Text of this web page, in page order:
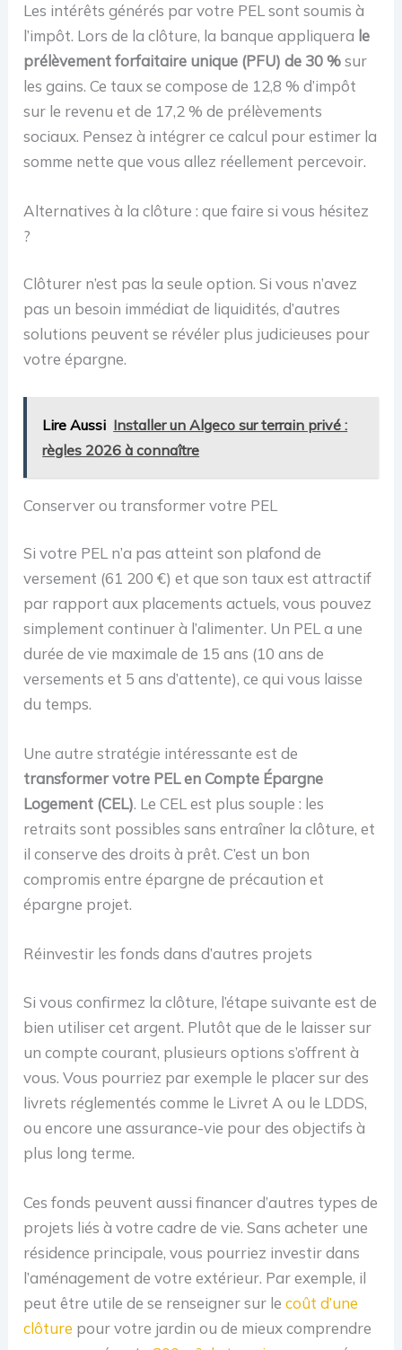
Les intérêts générés par votre PEL sont soumis à
l’impôt. Lors de la clôture, la banque appliquera le
prélèvement forfaitaire unique (PFU) de 30 %sur
les gains. Ce taux se compose de 12,8 % d’impôt
sur le revenu et de 17,2 % de prélèvements
sociaux. Pensez à intégrer ce calcul pour estimer la
somme nette que vous allez réellement percevoir.
Alternatives à la clôture : que faire si vous hésitez
?
Clôturer n’est pas la seule option. Si vous n’avez
pas un besoin immédiat de liquidités, d’autres
solutions peuvent se révéler plus judicieuses pour
votre épargne.
Lire Aussi Installer un Algeco sur terrain privé :
règles 2026 à connaître
Conserver ou transformer votre PEL
Si votre PEL n’a pas atteint son plafond de
versement (61 200 €) et que son taux est attractif
par rapport aux placements actuels, vous pouvez
simplement continuer à l’alimenter. Un PEL a une
durée de vie maximale de 15 ans (10 ans de
versements et 5 ans d’attente), ce qui vous laisse
du temps.
Une autre stratégie intéressante est de
transformer votre PEL en Compte Épargne
Logement (CEL). Le CEL est plus souple : les
retraits sont possibles sans entraîner la clôture, et
il conserve des droits à prêt. C’est un bon
compromis entre épargne de précaution et
épargne projet.
Réinvestir les fonds dans d’autres projets
Si vous confirmez la clôture, l’étape suivante est de
bien utiliser cet argent. Plutôt que de le laisser sur
un compte courant, plusieurs options s’offrent à
vous. Vous pourriez par exemple le placer sur des
livrets réglementés comme le Livret A ou le LDDS,
ou encore une assurance-vie pour des objectifs à
plus long terme.
Ces fonds peuvent aussi financer d’autres types de
projets liés à votre cadre de vie. Sans acheter une
résidence principale, vous pourriez investir dans
l’aménagement de votre extérieur. Par exemple, il
peut être utile de se renseigner sur lecoût d’une
clôture pour votre jardin ou de mieux comprendre